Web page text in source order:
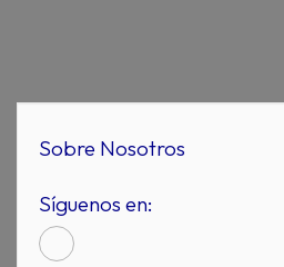
Sobre Nosotros
Síguenos en: